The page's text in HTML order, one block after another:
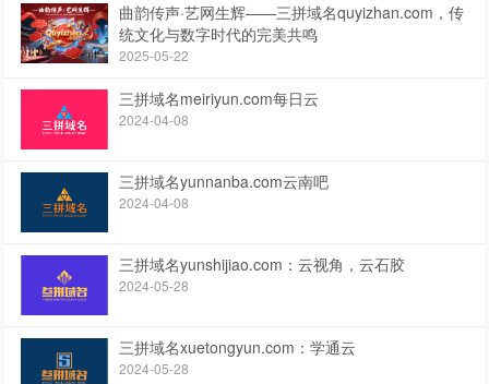
曲韵传声·艺网生辉——三拼域名quyizhan.com，传
统文化与数字时代的完美共鸣
2025-05-22
三拼域名meiriyun.com每日云
2024-04-08
三拼域名yunnanba.com云南吧
2024-04-08
三拼域名yunshijiao.com：云视角，云石胶
2024-05-28
三拼域名xuetongyun.com：学通云
2024-05-28